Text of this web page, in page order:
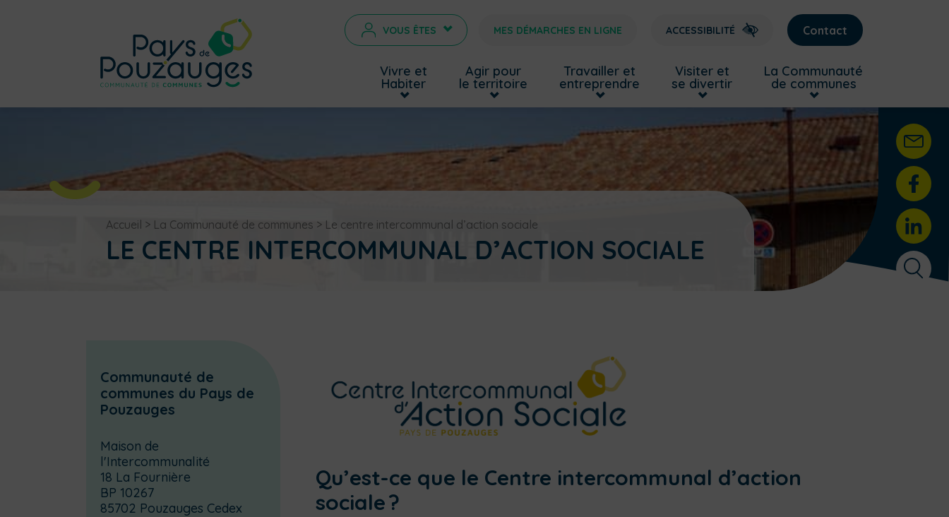
VOUS ÊTES > MES DÉMARCHES EN LIGNE ACCESSIBILITÉ Contact
Vivre et
Habiter
Agir pour
le territoire
Travailler et
entreprendre
Visiter et
se divertir
La Communauté
de communes
Accueil > La Communauté de communes > Le centre intercommunal d’action sociale
LE CENTRE INTERCOMMUNAL D’ACTION SOCIALE
Communauté de
communes du Pays de
Pouzauges
Maison de
l'Intercommunalité
18 La Fournière
BP 10267
85702 Pouzauges Cedex
Qu’est-ce que le Centre intercommunal d’action
sociale?